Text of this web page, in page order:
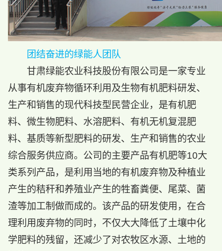
团结奋进的绿能人团队
甘肃绿能农业科技股份有限公司是一家专业
从事有机废弃物循环利用及生物有机肥料研发、
生产和销售的现代科技型民营企业，是有机肥
料、微生物肥料、水溶肥料、有机无机复混肥
料、基质等新型肥料的研发、生产和销售的农业
综合服务供应商。公司的主要产品有机肥等10大
类系列产品，是利用当地的有机废弃物及种植业
产生的秸秆和养殖业产生的牲畜粪便、尾菜、菌
渣等加工制做而成的。该产品的研发使用，在合
理利用废弃物的同时，不仅大大降低了土壤中化
学肥料的残留，还减少了对农牧区水源、土地的